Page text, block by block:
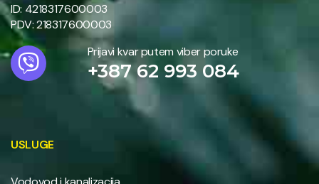
ID: 4218317600003
PDV: 218317600003
Prijavi kvar putem viber poruke
+387 62 993 084
USLUGE